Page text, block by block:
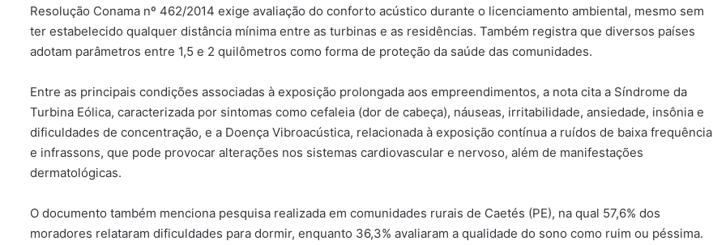
Resolução Conama nº 462/2014 exige avaliação do conforto acústico durante o licenciamento ambiental, mesmo sem
ter estabelecido qualquer distância mínima entre as turbinas e as residências. Também registra que diversos países
adotam parâmetros entre 1,5 e 2 quilômetros como forma de proteção da saúde das comunidades.
Entre as principais condições associadas à exposição prolongada aos empreendimentos, a nota cita a Síndrome da
Turbina Eólica, caracterizada por sintomas como cefaleia (dor de cabeça), náuseas, irritabilidade, ansiedade, insônia e
dificuldades de concentração, e a Doença Vibroacústica, relacionada à exposição contínua a ruídos de baixa frequência
e infrassons, que pode provocar alterações nos sistemas cardiovascular e nervoso, além de manifestações
dermatológicas.
O documento também menciona pesquisa realizada em comunidades rurais de Caetés (PE), na qual 57,6% dos
moradores relataram dificuldades para dormir, enquanto 36,3% avaliaram a qualidade do sono como ruim ou péssima.